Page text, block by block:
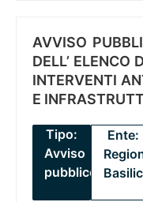
AVVISO
DELL’ ELENCO
INTERVENTI
E
Tipo:
Avviso
pubblico
Ente: